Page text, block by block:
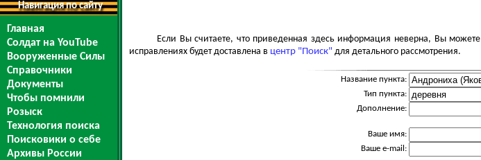
Навигация по сайту
Главная
Солдат на YouTube
Вооруженные Силы
Справочники
Документы
Чтобы помнили
Розыск
Технология поиска
Поисковики о себе
Архивы России
Если Вы считаете, что приведенная здесь информация неверна, Вы
исправлениях будет доставлена в центр "Поиск" для детального рассмотрения.
Название пункта:
Тип пункта:
Дополнение:
Ваше имя:
Ваше e-mail: